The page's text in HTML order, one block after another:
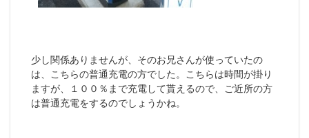
少し関係ありませんが、そのお兄さんが使っていたの
は、こちらの普通充電の方でした。こちらは時間が掛り
ますが、１００％まで充電して貰えるので、ご近所の方
は普通充電をするのでしょうかね。